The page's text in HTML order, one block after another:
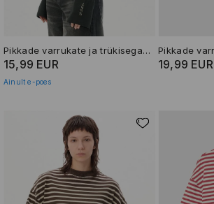
Pikkade varrukate ja trükisega T-särk
15,99 EUR
Ainult e-poes
19,99 EUR